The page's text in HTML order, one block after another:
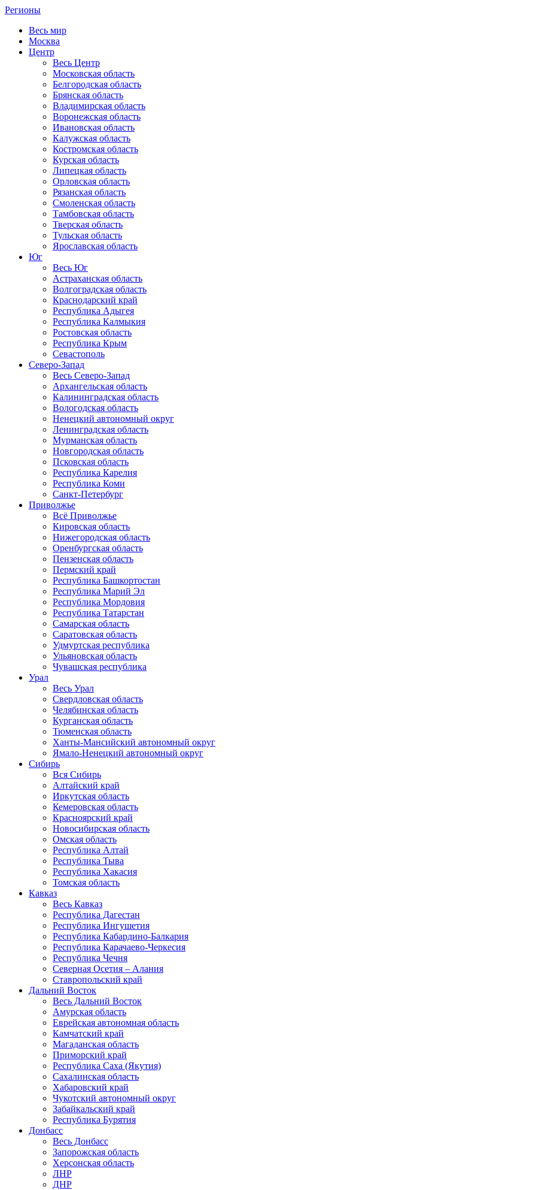
Регионы
Весь мир
Москва
Центр
Весь Центр
Московская область
Белгородская область
Брянская область
Владимирская область
Воронежская область
Ивановская область
Калужская область
Костромская область
Курская область
Липецкая область
Орловская область
Рязанская область
Смоленская область
Тамбовская область
Тверская область
Тульская область
Ярославская область
Юг
Весь Юг
Астраханская область
Волгоградская область
Краснодарский край
Республика Адыгея
Республика Калмыкия
Ростовская область
Республика Крым
Севастополь
Северо-Запад
Весь Северо-Запад
Архангельская область
Калининградская область
Вологодская область
Ненецкий автономный округ
Ленинградская область
Мурманская область
Новгородская область
Псковская область
Республика Карелия
Республика Коми
Санкт-Петербург
Приволжье
Всё Приволжье
Кировская область
Нижегородская область
Оренбургская область
Пензенская область
Пермский край
Республика Башкортостан
Республика Марий Эл
Республика Мордовия
Республика Татарстан
Самарская область
Саратовская область
Удмуртская республика
Ульяновская область
Чувашская республика
Урал
Весь Урал
Свердловская область
Челябинская область
Курганская область
Тюменская область
Ханты-Мансийский автономный округ
Ямало-Ненецкий автономный округ
Сибирь
Вся Сибирь
Алтайский край
Иркутская область
Кемеровская область
Красноярский край
Новосибирская область
Омская область
Республика Алтай
Республика Тыва
Республика Хакасия
Томская область
Кавказ
Весь Кавказ
Республика Дагестан
Республика Ингушетия
Республика Кабардино-Балкария
Республика Карачаево-Черкесия
Республика Чечня
Северная Осетия – Алания
Ставропольский край
Дальний Восток
Весь Дальний Восток
Амурская область
Еврейская автономная область
Камчатский край
Магаданская область
Приморский край
Республика Саха (Якутия)
Сахалинская область
Хабаровский край
Чукотский автономный округ
Забайкальский край
Республика Бурятия
Донбасс
Весь Донбасс
Запорожская область
Херсонская область
ЛНР
ДНР